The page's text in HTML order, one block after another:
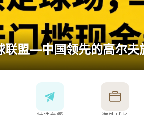
联盟—中国领先的高尔夫